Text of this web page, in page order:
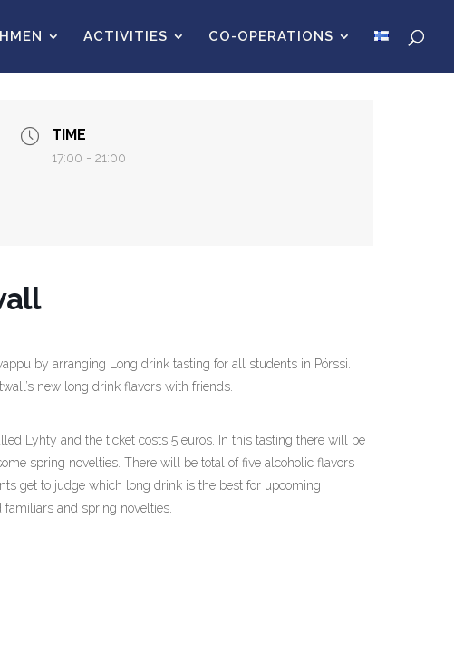
ACTIVITIES CO-OPERATIONS
TIME
17:00 - 21:00
by arranging Long drink tasting for all students in Pörssi.
new long drink flavors with friends.
Lyhty and the ticket costs 5 euros. In this tasting there will be
spring novelties. There will be total of five alcoholic flavors
get to judge which long drink is the best for upcoming
and spring novelties.